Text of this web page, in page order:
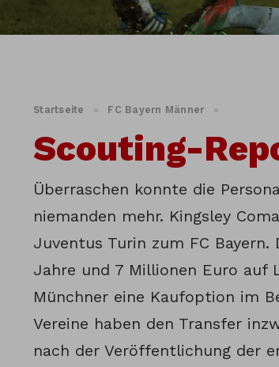
Startseite » FC Bayern Männer »
Scouting-
Überraschen konnte die
niemanden mehr. Kingsley
Juventus Turin zum FC
Jahre und 7 Millionen Euro auf
Münchner eine Kaufoption im
Vereine haben den Transfer
nach der Veröffentlichung der